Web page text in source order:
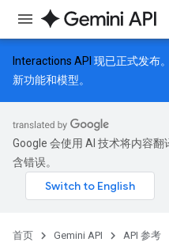
Interactions API 现已正式发布
新功能和模型。
Google 会使用 AI 技术将内容
含错误。
首页 Gemini API API 参考